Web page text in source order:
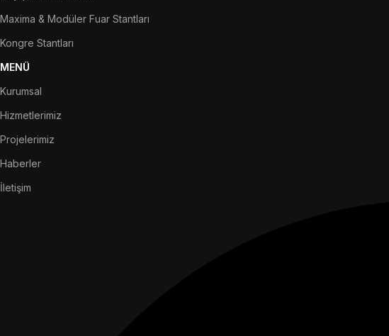
Maxima & Modüler Fuar Stantları
Kongre Stantları
MENÜ
Kurumsal
Hizmetlerimiz
Projelerimiz
Haberler
İletişim